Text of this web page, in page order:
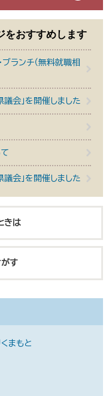
をおすすめします
ランチ（無料就職相
議会」を開催しました
議会」を開催しました
きは
す
まもと